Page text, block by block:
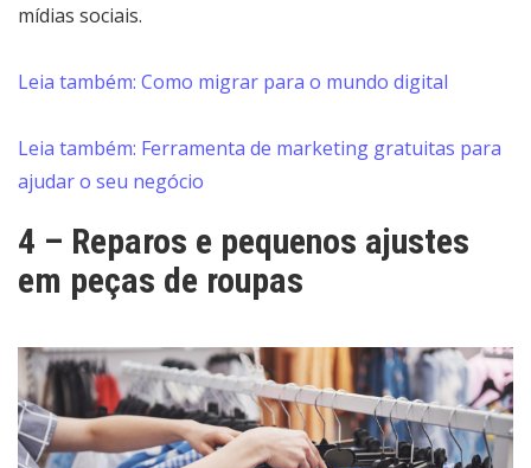
mídias sociais.
Leia também: Como migrar para o mundo digital
Leia também: Ferramenta de marketing gratuitas para
ajudar o seu negócio
4 – Reparos e pequenos ajustes
em peças de roupas